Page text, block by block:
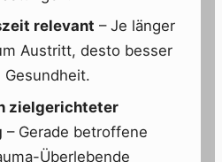
relevant – Je länger
Austritt, desto besser
zielgerichteter
– Gerade betroffene
Überlebende